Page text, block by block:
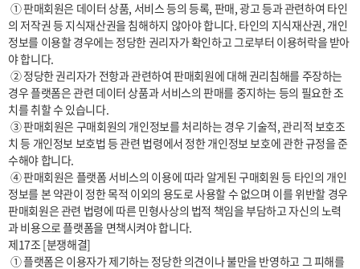
의 저작권 등 지식재산권을 침해하지 않아야 합니다. 타인의 지식재산권, 개인
정보를 이용할 경우에는 정당한 권리자가 확인하고 그로부터 이용허락을 받아
야 합니다.
경우 플랫폼은 관련 데이터 상품과 서비스의 판매를 중지하는 등의 필요한 조
치를 취할 수 있습니다.
치 등 개인정보 보호법 등 관련 법령에서 정한 개인정보 보호에 관한 규정을 준
수해야 합니다.
정보를 본 약관이 정한 목적 이외의 용도로 사용할 수 없으며 이를 위반할 경우
판매회원은 관련 법령에 따른 민형사상의 법적 책임을 부담하고 자신의 노력
과 비용으로 플랫폼을 면책시켜야 합니다.
제17조 [분쟁해결]